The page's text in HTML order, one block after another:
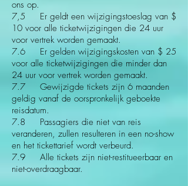
ons op.
7,5 Er geldt een wijzigingstoeslag van $
10 voor alle ticketwijzigingen die 24 uur
voor vertrek worden gemaakt.
7.6 Er gelden wijzigingskosten van $ 25
voor alle ticketwijzigingen die minder dan
24 uur voor vertrek worden gemaakt.
7.7 Gewijzigde tickets zijn 6 maanden
geldig vanaf de oorspronkelijk geboekte
reisdatum.
7.8 Passagiers die niet van reis
veranderen, zullen resulteren in een no-show
en het tickettarief wordt verbeurd.
7.9 Alle tickets zijn niet-restitueerbaar en
niet-overdraagbaar.